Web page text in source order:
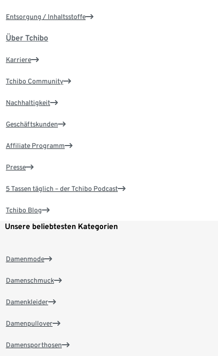
Entsorgung / Inhaltsstoffe
Über Tchibo
Karriere
Tchibo Community
Nachhaltigkeit
Geschäftskunden
Affiliate Programm
Presse
5 Tassen täglich – der Tchibo Podcast
Tchibo Blog
Unsere beliebtesten Kategorien
Damenmode
Damenschmuck
Damenkleider
Damenpullover
Damensporthosen